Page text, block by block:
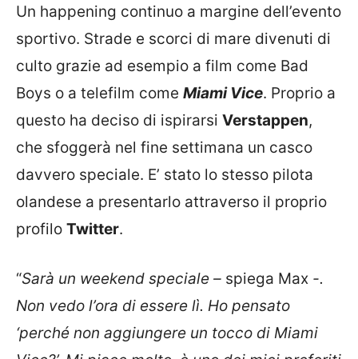
Un happening continuo a margine dell’evento
sportivo. Strade e scorci di mare divenuti di
culto grazie ad esempio a film come Bad
Boys o a telefilm come Miami Vice. Proprio a
questo ha deciso di ispirarsi Verstappen,
che sfoggerà nel fine settimana un casco
davvero speciale. E’ stato lo stesso pilota
olandese a presentarlo attraverso il proprio
profilo Twitter.
“Sarà un weekend speciale – spiega Max -.
Non vedo l’ora di essere lì. Ho pensato
‘perché non aggiungere un tocco di Miami